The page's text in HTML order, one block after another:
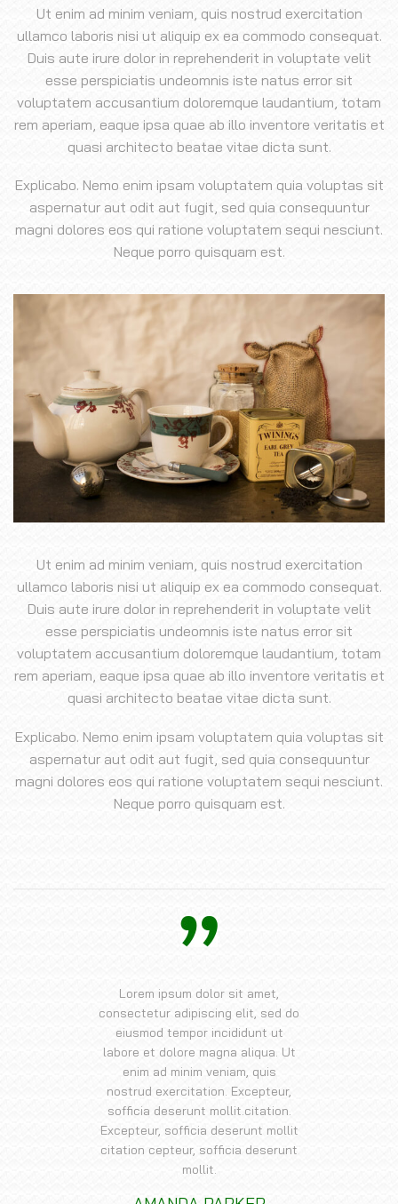
Ut enim ad minim veniam, quis nostrud exercitation
ullamco laboris nisi ut aliquip ex ea commodo consequat.
Duis aute irure dolor in reprehenderit in voluptate velit
esse perspiciatis undeomnis iste natus error sit
voluptatem accusantium doloremque laudantium, totam
rem aperiam, eaque ipsa quae ab illo inventore veritatis et
quasi architecto beatae vitae dicta sunt.
Explicabo. Nemo enim ipsam voluptatem quia voluptas sit
aspernatur aut odit aut fugit, sed quia consequuntur
magni dolores eos qui ratione voluptatem sequi nesciunt.
Neque porro quisquam est.
Ut enim ad minim veniam, quis nostrud exercitation
ullamco laboris nisi ut aliquip ex ea commodo consequat.
Duis aute irure dolor in reprehenderit in voluptate velit
esse perspiciatis undeomnis iste natus error sit
voluptatem accusantium doloremque laudantium, totam
rem aperiam, eaque ipsa quae ab illo inventore veritatis et
quasi architecto beatae vitae dicta sunt.
Explicabo. Nemo enim ipsam voluptatem quia voluptas sit
aspernatur aut odit aut fugit, sed quia consequuntur
magni dolores eos qui ratione voluptatem sequi nesciunt.
Neque porro quisquam est.
Lorem ipsum dolor sit amet,
consectetur adipiscing elit, sed do
eiusmod tempor incididunt ut
labore et dolore magna aliqua. Ut
enim ad minim veniam, quis
nostrud exercitation. Excepteur,
sofficia deserunt mollit.citation.
Excepteur, sofficia deserunt mollit
citation cepteur, sofficia deserunt
mollit.